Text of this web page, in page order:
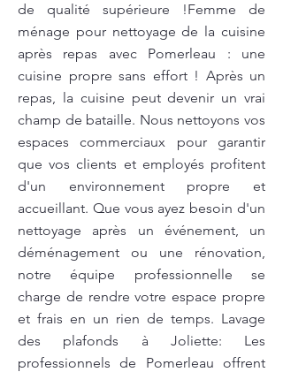
de qualité supérieure !Femme de
ménage pour nettoyage de la cuisine
après repas avec Pomerleau : une
cuisine propre sans effort ! Après un
repas, la cuisine peut devenir un vrai
champ de bataille. Nous nettoyons vos
espaces commerciaux pour garantir
que vos clients et employés profitent
d'un environnement propre et
accueillant. Que vous ayez besoin d'un
nettoyage après un événement, un
déménagement ou une rénovation,
notre équipe professionnelle se
charge de rendre votre espace propre
et frais en un rien de temps. Lavage
des plafonds à Joliette: Les
professionnels de Pomerleau offrent